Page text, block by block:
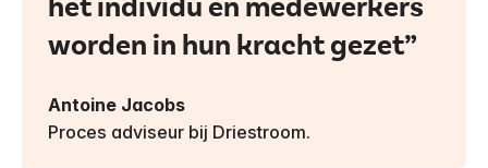
worden in hun kracht gezet
Antoine Jacobs
Proces adviseur bij Driestroom.